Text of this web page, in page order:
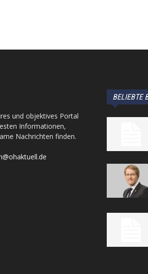
und objektives Portal
Informationen,
Nachrichten finden.
BELIEBTE